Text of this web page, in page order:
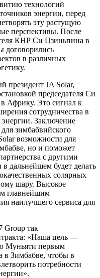
технологий
энергии, перед
эту растущую
перспективы. После
КНР Си Цзиньпина в
договорились
в различных
президент JA Solar,
председателя Си
Африку. Это сигнал к
сотрудничества в
Заключение
зимбабвийского
возможности для
но и поможет
с другими
дальнейшем будет делать
солярных
шару. Высокое
главнейшим
наилучшего сервиса для
Group так
«Наша цель —
Муньяти первым
в Зимбабве, чтобы в
потребности